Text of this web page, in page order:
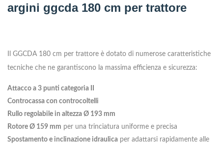
argini ggcda 180 cm per trattore
Il GGCDA 180 cm per trattore è dotato di numerose caratteristiche
tecniche che ne garantiscono la massima efficienza e sicurezza:
Attacco a 3 punti categoria II
Controcassa con controcoltelli
Rullo regolabile in altezza Ø 193 mm
Rotore Ø 159 mm per una trinciatura uniforme e precisa
Spostamento e inclinazione idraulica per adattarsi rapidamente alle